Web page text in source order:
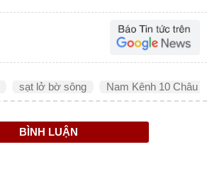
sạt lở bờ sông Nam Kênh 10 Châu
BÌNH LUẬN